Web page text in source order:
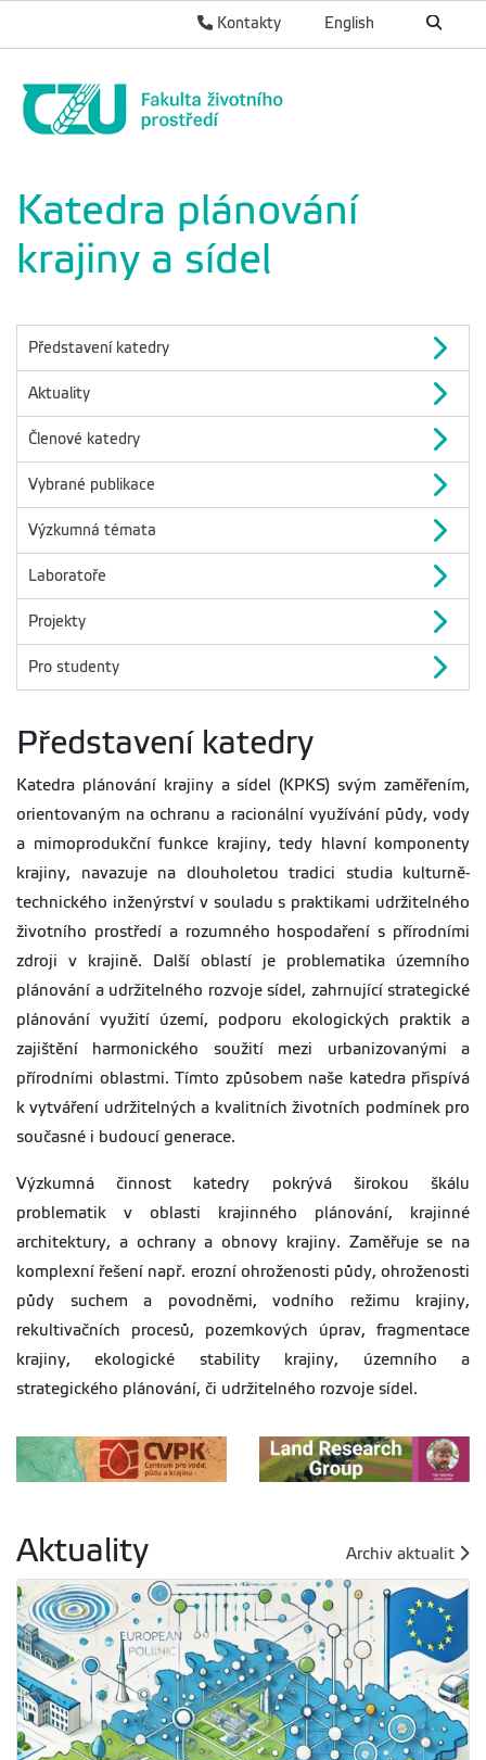
English
Kontakty
Katedra plánování
krajiny a sídel
Představení katedry
Aktuality
Členové katedry
Vybrané publikace
Výzkumná témata
Laboratoře
Projekty
Pro studenty
Představení katedry
Katedra plánování krajiny a sídel (KPKS) svým zaměřením,
orientovaným na ochranu a racionální využívání půdy, vody
a mimoprodukční funkce krajiny, tedy hlavní komponenty
krajiny, navazuje na dlouholetou tradici studia kulturně-
technického inženýrství v souladu s praktikami udržitelného
životního prostředí a rozumného hospodaření s přírodními
zdroji v krajině. Další oblastí je problematika územního
plánování a udržitelného rozvoje sídel, zahrnující strategické
plánování využití území, podporu ekologických praktik a
zajištění harmonického soužití mezi urbanizovanými a
přírodními oblastmi. Tímto způsobem naše katedra přispívá
k vytváření udržitelných a kvalitních životních podmínek pro
současné i budoucí generace.
Výzkumná činnost katedry pokrývá širokou škálu
problematik v oblasti krajinného plánování, krajinné
architektury, a ochrany a obnovy krajiny. Zaměřuje se na
komplexní řešení např. erozní ohroženosti půdy, ohroženosti
půdy suchem a povodněmi, vodního režimu krajiny,
rekultivačních procesů, pozemkových úprav, fragmentace
krajiny, ekologické stability krajiny, územního a
strategického plánování, či udržitelného rozvoje sídel.
Aktuality Archiv aktualit